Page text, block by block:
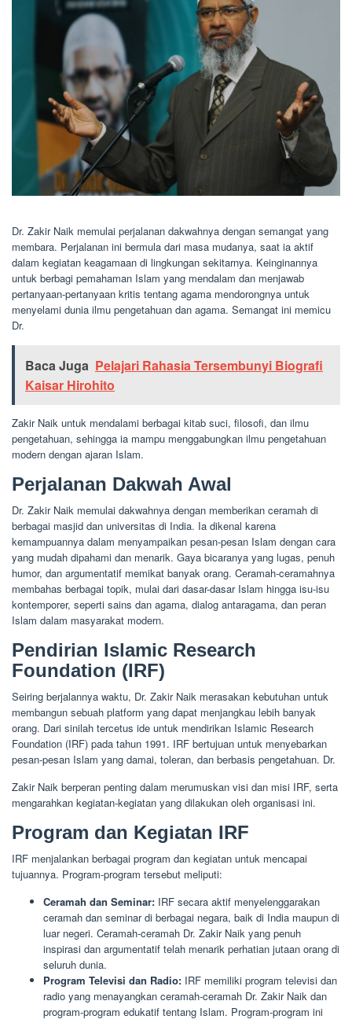
Dr. Zakir Naik memulai perjalanan dakwahnya dengan semangat yang
membara. Perjalanan ini bermula dari masa mudanya, saat ia aktif
dalam kegiatan keagamaan di lingkungan sekitarnya. Keinginannya
untuk berbagi pemahaman Islam yang mendalam dan menjawab
pertanyaan-pertanyaan kritis tentang agama mendorongnya untuk
menyelami dunia ilmu pengetahuan dan agama. Semangat ini memicu
Dr.
Baca Juga Pelajari Rahasia Tersembunyi Biografi
Kaisar Hirohito
Zakir Naik untuk mendalami berbagai kitab suci, filosofi, dan ilmu
pengetahuan, sehingga ia mampu menggabungkan ilmu pengetahuan
modern dengan ajaran Islam.
Perjalanan Dakwah Awal
Dr. Zakir Naik memulai dakwahnya dengan memberikan ceramah di
berbagai masjid dan universitas di India. Ia dikenal karena
kemampuannya dalam menyampaikan pesan-pesan Islam dengan cara
yang mudah dipahami dan menarik. Gaya bicaranya yang lugas, penuh
humor, dan argumentatif memikat banyak orang. Ceramah-ceramahnya
membahas berbagai topik, mulai dari dasar-dasar Islam hingga isu-isu
kontemporer, seperti sains dan agama, dialog antaragama, dan peran
Islam dalam masyarakat modern.
Pendirian Islamic Research
Foundation (IRF)
Seiring berjalannya waktu, Dr. Zakir Naik merasakan kebutuhan untuk
membangun sebuah platform yang dapat menjangkau lebih banyak
orang. Dari sinilah tercetus ide untuk mendirikan Islamic Research
Foundation (IRF) pada tahun 1991. IRF bertujuan untuk menyebarkan
pesan-pesan Islam yang damai, toleran, dan berbasis pengetahuan. Dr.
Zakir Naik berperan penting dalam merumuskan visi dan misi IRF, serta
mengarahkan kegiatan-kegiatan yang dilakukan oleh organisasi ini.
Program dan Kegiatan IRF
IRF menjalankan berbagai program dan kegiatan untuk mencapai
tujuannya. Program-program tersebut meliputi:
Ceramah dan Seminar: IRF secara aktif menyelenggarakan
ceramah dan seminar di berbagai negara, baik di India maupun di
luar negeri. Ceramah-ceramah Dr. Zakir Naik yang penuh
inspirasi dan argumentatif telah menarik perhatian jutaan orang di
seluruh dunia.
Program Televisi dan Radio: IRF memiliki program televisi dan
radio yang menayangkan ceramah-ceramah Dr. Zakir Naik dan
program-program edukatif tentang Islam. Program-program ini